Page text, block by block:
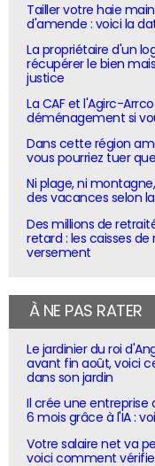
Tailler votre haie
d'amende : voici la
La propriétaire d'un
récupérer le bien
justice
La CAF et l'Agirc-
déménagement si
Dans cette région
vous pourriez tuer
Ni plage, ni
des vacances selon
Des millions de
retard : les caisses
versement
À NE PAS RATER
Le jardinier du roi
avant fin août, voici
dans son jardin
Il crée une
6 mois grâce à l'IA :
Votre salaire net va
voici comment